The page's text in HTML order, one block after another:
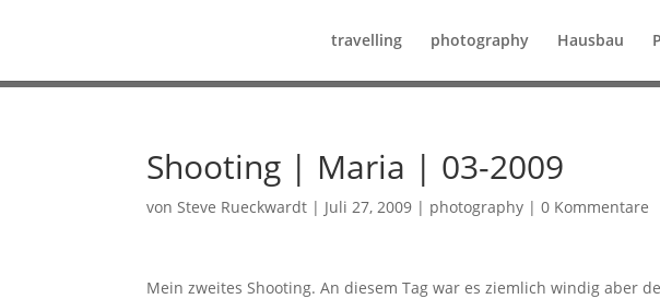
travelling photography Hausbau
Shooting | Maria | 03-2009
vonSteve Rueckwardt | Juli 27, 2009 | photography |0 Kommentare
Mein zweites Shooting. An diesem Tag war es ziemlich windig aber